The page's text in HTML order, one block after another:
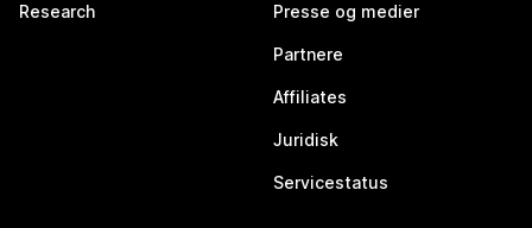
Research Presse og medier
Partnere
Affiliates
Juridisk
Servicestatus